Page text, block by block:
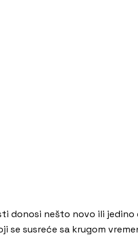
donosi nešto novo ili jedino
se susreće sa krugom